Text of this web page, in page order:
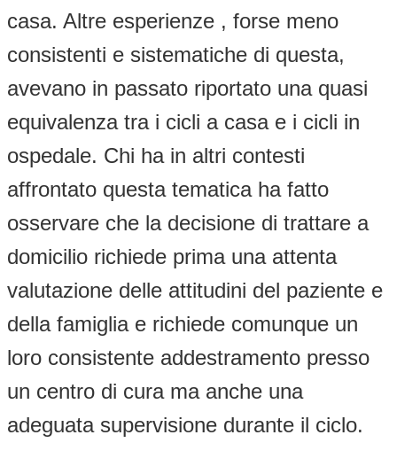
casa. Altre esperienze , forse meno
consistenti e sistematiche di questa,
avevano in passato riportato una quasi
equivalenza tra i cicli a casa e i cicli in
ospedale. Chi ha in altri contesti
affrontato questa tematica ha fatto
osservare che la decisione di trattare a
domicilio richiede prima una attenta
valutazione delle attitudini del paziente e
della famiglia e richiede comunque un
loro consistente addestramento presso
un centro di cura ma anche una
adeguata supervisione durante il ciclo.